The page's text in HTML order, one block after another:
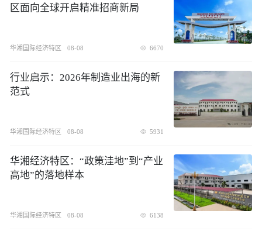
区面向全球开启精准招商新局
华湘国际经济特区 08-08 6670
行业启示：2026年制造业出海的新
范式
华湘国际经济特区 08-08 5931
华湘经济特区：“政策洼地”到“产业
高地”的落地样本
华湘国际经济特区 08-08 6138